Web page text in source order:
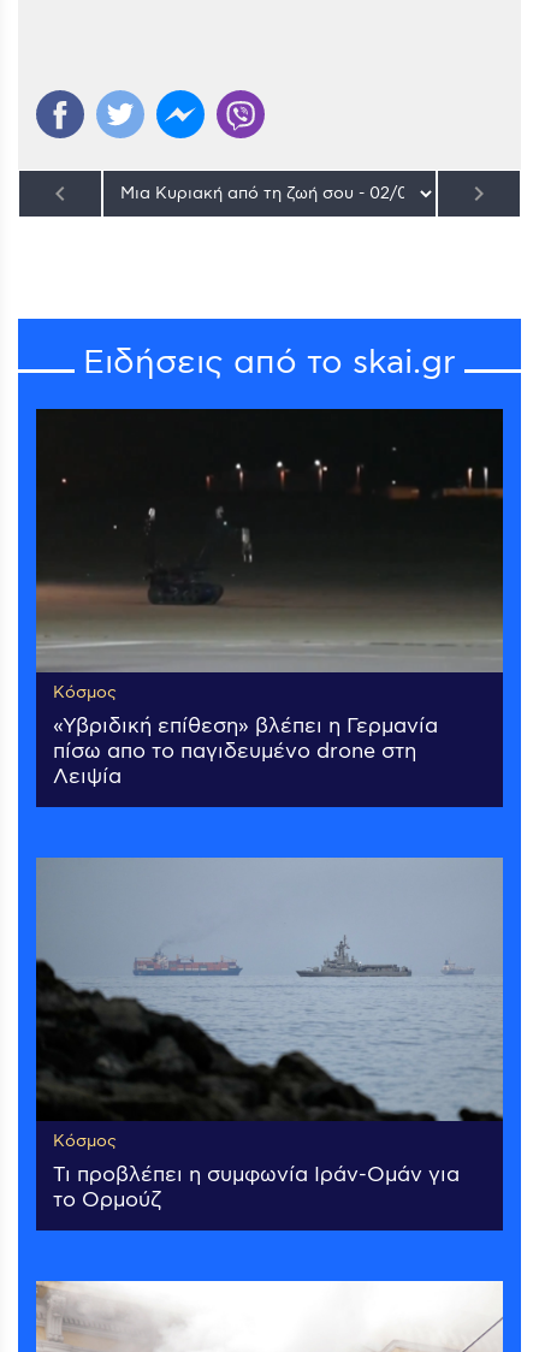
keyboard_arrow_left keyboard_arrow_right
Ειδήσεις από το skai.gr
Κόσμος
«Υβριδική επίθεση» βλέπει η Γερμανία
πίσω απο το παγιδευμένο drone στη
Λειψία
Κόσμος
Τι προβλέπει η συμφωνία Ιράν-Ομάν για
το Ορμούζ